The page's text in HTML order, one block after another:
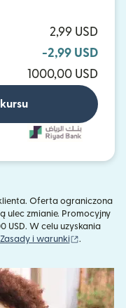
2,99 USD
-2,99 USD
1000,00 USD
Oferta ograniczona
ulec zmianie. Promocyjny
USD. W celu uzyskania
Zasady i warunki (otwiera
.